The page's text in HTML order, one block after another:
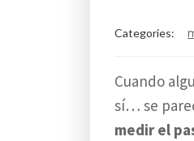
Categories:
Cuando
sí… se
medir el